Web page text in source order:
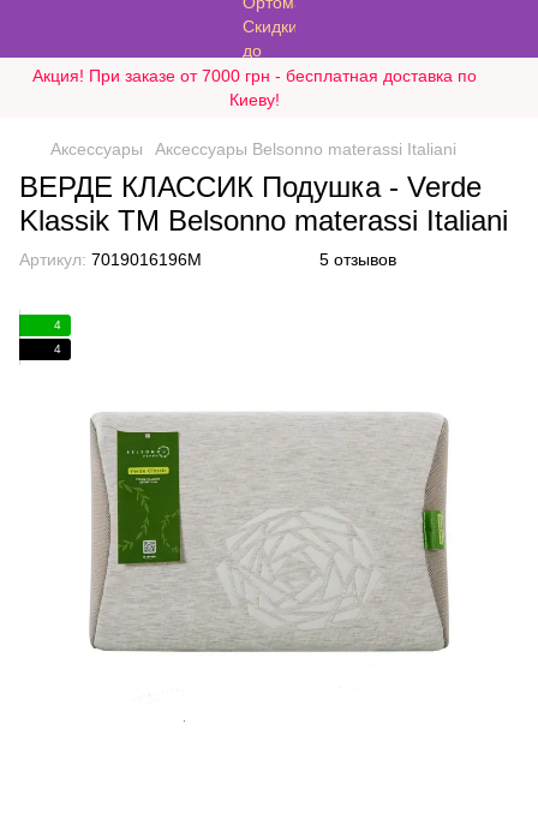
Акция! При заказе от 7000 грн - бесплатная доставка по
Киеву!
Аксессуары Аксессуары Belsonno materassi Italiani
ВЕРДЕ КЛАССИК Подушка - Verde
Klassik ТМ Belsonno materassi Italiani
Артикул: 7019016196M 5 отзывов
4
4